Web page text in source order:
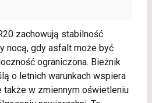
zachowują stabilność
nocą, gdy asfalt może być
ograniczona. Bieżnik
o letnich warunkach wspiera
także w zmiennym oświetleniu